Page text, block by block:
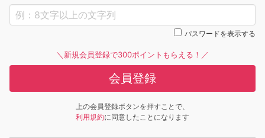
パスワードを表示する
＼新規会員登録で300ポイントもらえる！／
会員登録
上の会員登録ボタンを押すことで、
利用規約に同意したことになります